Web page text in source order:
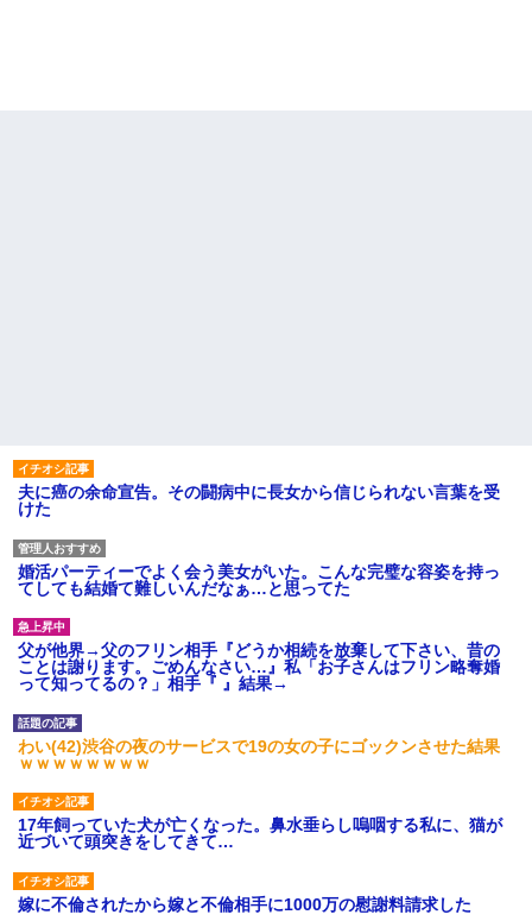
夫に癌の余命宣告。その闘病中に長女から信じられない言葉を受
けた
婚活パーティーでよく会う美女がいた。こんな完璧な容姿を持っ
てしても結婚て難しいんだなぁ…と思ってた
父が他界→父のフリン相手『どうか相続を放棄して下さい、昔の
ことは謝ります。ごめんなさい…』私「お子さんはフリン略奪婚
って知ってるの？」相手『 』結果→
わい(42)渋谷の夜のサービスで19の女の子にゴックンさせた結果
ｗｗｗｗｗｗｗｗ
17年飼っていた犬が亡くなった。鼻水垂らし嗚咽する私に、猫が
近づいて頭突きをしてきて…
嫁に不倫されたから嫁と不倫相手に1000万の慰謝料請求した